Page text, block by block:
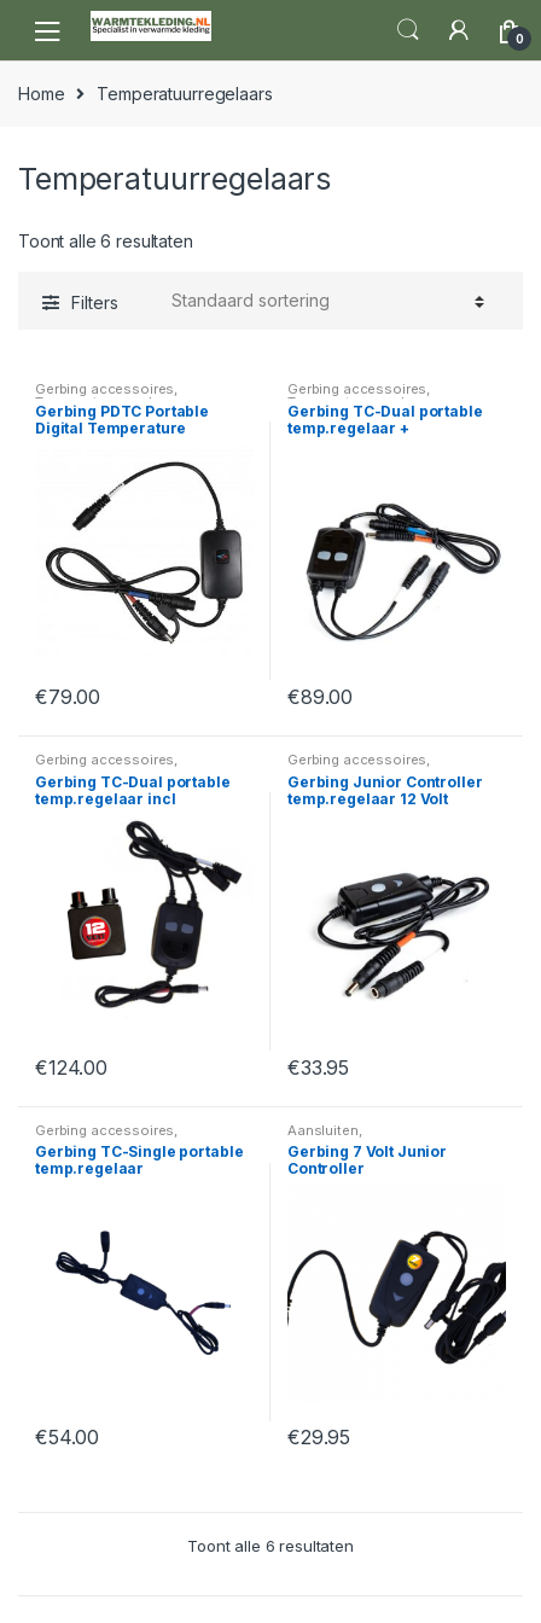
Skip to navigation
Skip to content
0
Home Temperatuurregelaars
Temperatuurregelaars
Toont alle 6 resultaten
Filters
Gerbing accessoires,
Temperatuurregelaars
Gerbing PDTC Portable
Digital Temperature
€79.00
Gerbing accessoires,
Temperatuurregelaars
Gerbing TC-Dual portable
temp.regelaar +
€89.00
Gerbing accessoires,
Temperatuurregelaars
Gerbing TC-Dual portable
temp.regelaar incl
€124.00
Gerbing accessoires,
Temperatuurregelaars
Gerbing Junior Controller
temp.regelaar 12 Volt
€33.95
Gerbing accessoires
Temperatuurregelaars
Gerbing TC-Single portable
temp.regelaar
€54.00
Aansluiten
Temperatuurregelaars
Gerbing 7 Volt Junior
Controller
€29.95
Toont alle 6 resultaten